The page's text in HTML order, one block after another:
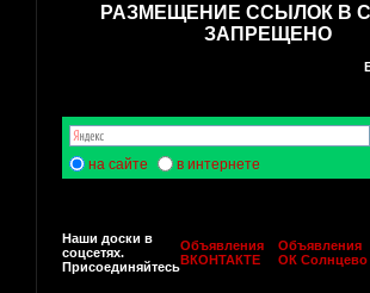
РАЗМЕЩЕНИЕ ССЫЛОК В
ЗАПРЕЩЕНО
на сайте в интернете
Наши доски в
соцсетях.
Присоединяйтесь
Объявления
ВКОНТАКТЕ
Объявления
ОК Солнцево